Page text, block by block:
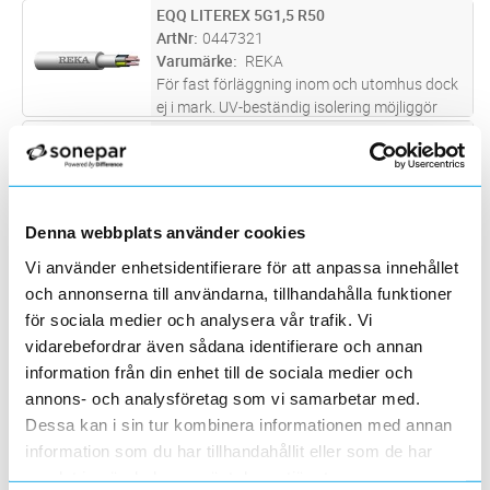
Denna webbplats använder cookies
Vi använder enhetsidentifierare för att anpassa innehållet
och annonserna till användarna, tillhandahålla funktioner
för sociala medier och analysera vår trafik. Vi
vidarebefordrar även sådana identifierare och annan
information från din enhet till de sociala medier och
annons- och analysföretag som vi samarbetar med.
Dessa kan i sin tur kombinera informationen med annan
information som du har tillhandahållit eller som de har
samlat in när du har använt deras tjänster.
även installeras i mark, dock skall kabeln då
förses med ett extra skydd mot mekaniska
påfrestningar. Partisoleringen skal
M Lägg i kundvagn
EQQ LITEREX 5G1,5 R50
ArtNr 0447321
Varumärke
REKA
För fast förläggning inom och utomhus dock
ej i mark. UV-beständig isolering möjliggör
Varumärke PRYSMIAN
som kombinerar hög säkerhet med ett snyggt
halogenfri och flamskyddad, vilket innebär att
rökutvecklingen...läs mer
M Lägg i kundvagn
EQLQ LITEREX BK 3G1,5 R50
Varumärke LITEREX
För fast förläggning, samt i rör eller kanal.
Kablarna kan förläggas inom- och utomhus,
dock ej i vatten. Vid förläggning i mark ska
kabeln förses med extra skydd mot
mekaniska påkänningar. Al-skärm...läs mer
M Lägg i kundvagn
EQLQ LITEREX 3G1,5 B250
ArtNr 0463104
Varumärke REKA
För fast förläggning, samt i rör eller kanal.